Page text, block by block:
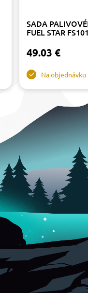
SADA
FUEL STAR
49.03 €
Na objednávku